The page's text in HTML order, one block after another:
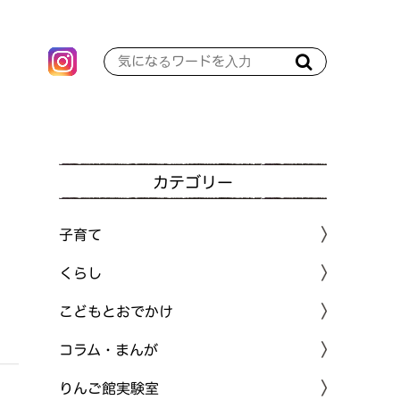
カテゴリー
子育て
くらし
こどもとおでかけ
コラム・まんが
りんご館実験室